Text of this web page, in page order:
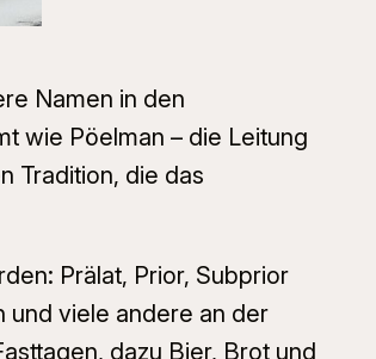
Namen in den
wie Pöelman – die Leitung
Tradition, die das
Prälat, Prior, Subprior
und viele andere an der
dazu Bier, Brot und